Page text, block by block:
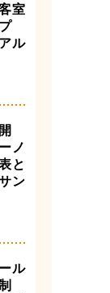
室
ル
ノ
と
ン
ル